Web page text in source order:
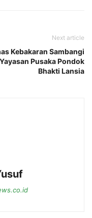
Next article
Kebakaran Sambangi
Yayasan Pusaka Pondok
Bhakti Lansia